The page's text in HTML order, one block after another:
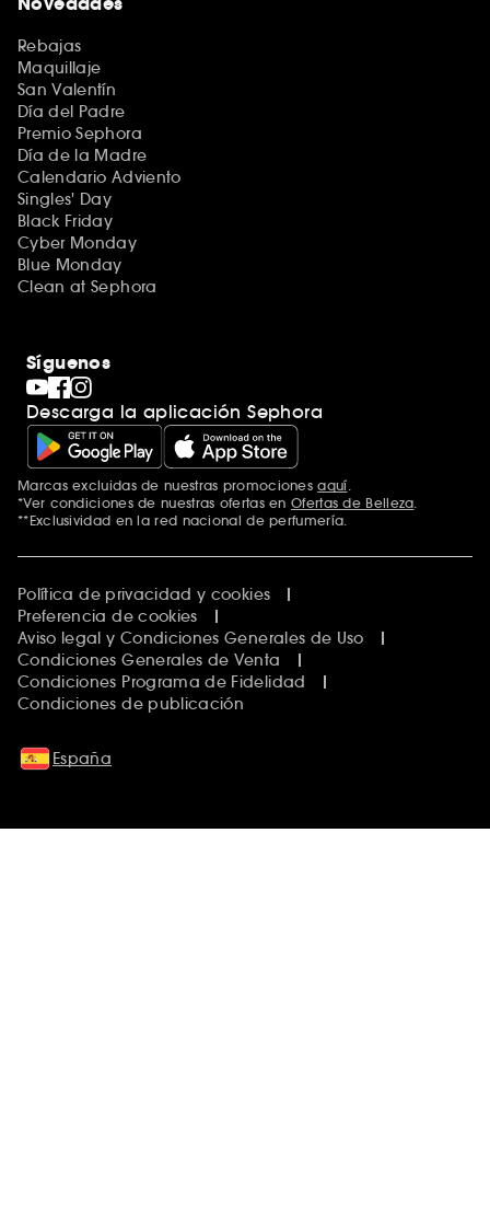
Rebajas
Maquillaje
San Valentín
Día del Padre
Premio Sephora
Día de la Madre
Calendario Adviento
Singles' Day
Black Friday
Cyber Monday
Blue Monday
Clean at Sephora
Síguenos
Descarga la aplicación Sephora
Marcas excluidas de nuestras promocionesaquí
*Ver condiciones de nuestras ofertas en Ofertas de Belleza
**Exclusividad en la red nacional de perfumería.
Política de privacidad y cookies
Preferencia de cookies
Aviso legal y Condiciones Generales de Uso
Condiciones Generales de Venta
Condiciones Programa de Fidelidad
Condiciones de publicación
España